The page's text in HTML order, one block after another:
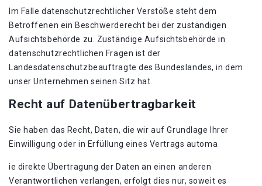
Im Falle datenschutzrechtlicher Verstöße steht dem
Betroffenen ein Beschwerderecht bei der zuständigen
Aufsichtsbehörde zu. Zuständige Aufsichtsbehörde in
datenschutzrechtlichen Fragen ist der
Landesdatenschutzbeauftragte des Bundeslandes, in dem
unser Unternehmen seinen Sitz hat.
Recht auf Datenübertragbarkeit
Sie haben das Recht, Daten, die wir auf Grundlage Ihrer
Einwilligung oder in Erfüllung eines Vertrags automa
ie direkte Übertragung der Daten an einen anderen
Verantwortlichen verlangen, erfolgt dies nur, soweit es